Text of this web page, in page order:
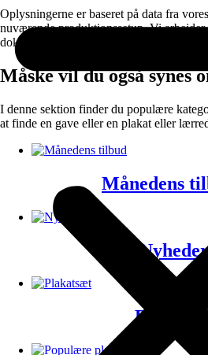
Oplysningerne er baseret på data fra
nuværende produktionssetup. Vi arbejder
dokumentation og materialevalg.
Måske vil du også synes
I denne sektion finder du populære
at finde en gave eller en plakat eller
Månedens